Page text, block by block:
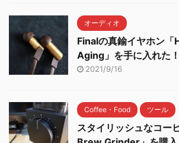
オーディオ
Finalの真鍮イヤホン
Aging」を手に入れた！
2021/9/16
Coffee・Food ツール
スタイリッシュなコー